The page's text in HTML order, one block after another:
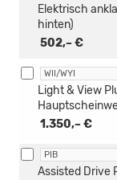
502,– €
Elektrisch
hinten)
WII/WYI
1.350,– €
Light & View
PIB
Assisted Drive